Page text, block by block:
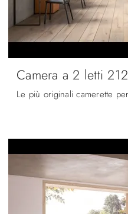
Camera a 2 letti 212